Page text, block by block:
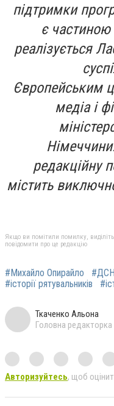
підтримки
є частиною
реалізується
Європейським
медіа і
редакційну
містить
Якщо ви помітили помилку,
повідомити про це редакцію
#Михайло Опирайло
#історії рятувальників
Ткаченко Альона
Головна редакторка
Авторизуйтесь, щоб